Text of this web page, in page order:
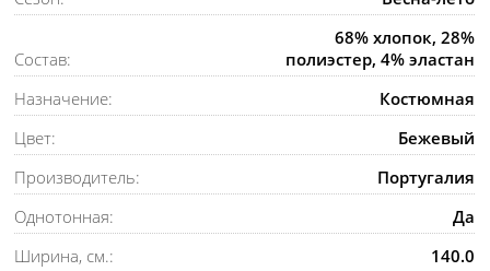
Состав:
68% хлопок, 28%
полиэстер, 4% эластан
Назначение:
Костюмная
Цвет:
Бежевый
Производитель:
Португалия
Однотонная:
Да
Ширина, см.:
140.0